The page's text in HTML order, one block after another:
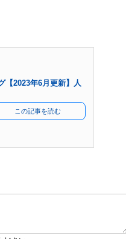
【2023年6月更新】人
この記事を読む